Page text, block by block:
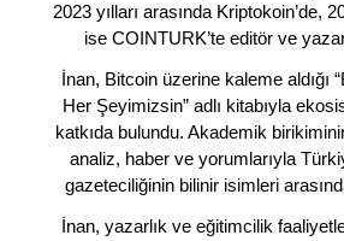
2023 yılları arasında Kriptokoin’de,
ise COINTURK’te editör ve
İnan, Bitcoin üzerine kaleme aldığı
Her Şeyimizsin” adlı kitabıyla
katkıda bulundu. Akademik
analiz, haber ve yorumlarıyla
gazeteciliğinin bilinir isimleri
İnan, yazarlık ve eğitimcilik